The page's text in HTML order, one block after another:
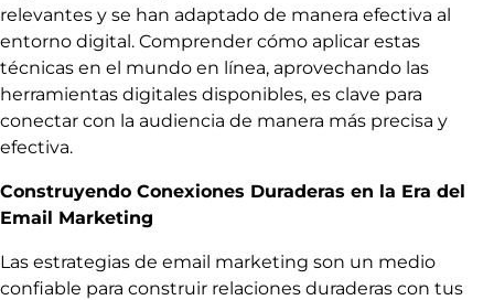
relevantes y se han adaptado de manera efectiva al
entorno digital. Comprender cómo aplicar estas
técnicas en el mundo en línea, aprovechando las
herramientas digitales disponibles, es clave para
conectar con la audiencia de manera más precisa y
efectiva.
Construyendo Conexiones Duraderas en la Era del
Email Marketing
Las estrategias de email marketing son un medio
confiable para construir relaciones duraderas con tus